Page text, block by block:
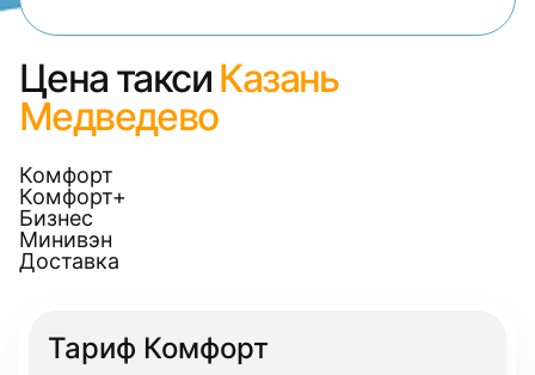
Цена такси Казань
Медведево
Комфорт
Комфорт+
Бизнес
Минивэн
Доставка
Тариф Комфорт